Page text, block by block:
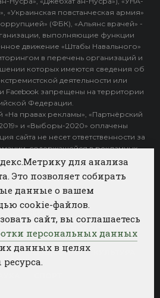
«Украинская повстанческая армия»
(ФБК), «Альянс врачей» -
выполняющие функции
движение «Штабы Навального»
в перечень организаций и
которых имеются сведения об
деятельности или
Facebook запрещены на территории
Федерации.
правах рекламы», «Партнёрский
и «Выборы-2020» оплачены
сайта не несет ответственности за
содержащейся в рекламных
объявлениях.
БИЗНЕС НОВОСТЕЙ
ОБЩЕСТВО
для анализа
Это позволяет собирать
данные о вашем
cookie-файлов.
сайт, вы соглашаетесь
персональных данных
данных в целях